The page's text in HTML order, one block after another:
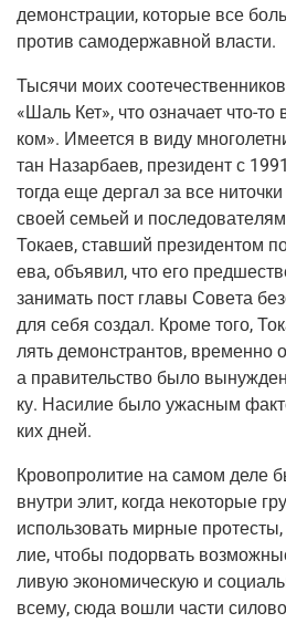
демон­стра­ции, кото­рые все
про­тив само­дер­жав­ной власти.
Тыся­чи моих
«Шаль ​​Кет», что озна­ча­ет что-
ком». Име­ет­ся в виду
тан Назар­ба­ев, пре­зи­дент с
тогда еще дер­гал за все
сво­ей семьей и
Тока­ев, став­ший пре­зи­ден­том
е­ва, объ­явил, что его
зани­мать пост гла­вы Сове­та
для себя создал. Кро­ме того,
лять демон­стран­тов, вре­мен­но
а пра­ви­тель­ство было
ку. Наси­лие было ужас­ным
ких дней.
Кро­во­про­ли­тие на самом деле
внут­ри элит, когда неко­то­рые
исполь­зо­вать мир­ные
лие, что­бы подо­рвать
ли­вую эко­но­ми­че­скую и
все­му, сюда вошли части